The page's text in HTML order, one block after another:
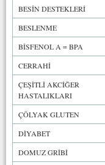
BESİN DESTEKLERİ
BESLENME
BİSFENOL A = BPA
CERRAHİ
ÇEŞİTLİ AKCİĞER
HASTALIKLARI
ÇÖLYAK GLUTEN
DİYABET
DOMUZ GRİBİ